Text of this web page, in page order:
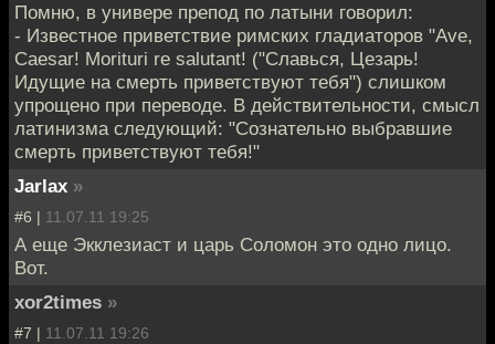
Помню, в универе препод по латыни говорил:
- Известное приветствие римских гладиаторов "Ave,
Caesar! Morituri re salutant! ("Славься, Цезарь!
Идущие на смерть приветствуют тебя") слишком
упрощено при переводе. В действительности, смысл
латинизма следующий: "Сознательно выбравшие
смерть приветствуют тебя!"
Jarlax »
#6 | 11.07.11 19:25
А еще Экклезиаст и царь Соломон это одно лицо.
Вот.
xor2times »
#7 | 11.07.11 19:26